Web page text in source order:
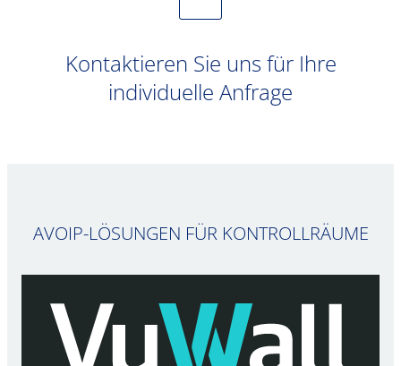
Kontaktieren Sie uns für Ihre
individuelle Anfrage
AVOIP-LÖSUNGEN FÜR KONTROLLRÄUME